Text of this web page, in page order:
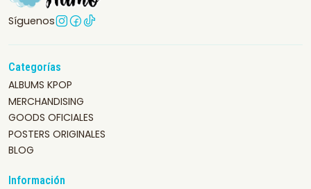
Síguenos
Categorías
ALBUMS KPOP
MERCHANDISING
GOODS OFICIALES
POSTERS ORIGINALES
BLOG
Información